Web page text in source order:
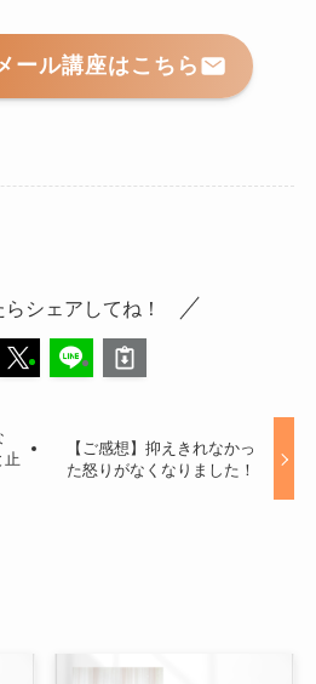
ール講座はこちら
シェアしてね！
止
【ご感想】抑えきれなかっ
た怒りがなくなりました！